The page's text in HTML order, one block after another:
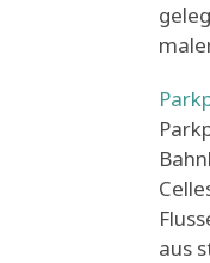
aus